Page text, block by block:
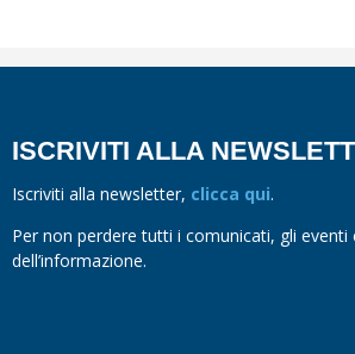
ISCRIVITI ALLA
Iscriviti alla newsletter, clicca qui.
Per non perdere tutti i comunicati, gli
dell’informazione.